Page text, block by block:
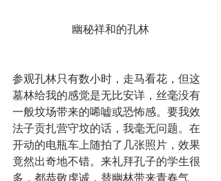
幽秘祥和的孔林
参观孔林只有数小时，走马看花，但这
墓林给我的感觉是无比安详，丝毫没有
一般坟场带来的唏嘘或恐怖感。要我效
法子贡扎营守坟的话，我毫无问题。在
开动的电瓶车上随拍了几张照片，效果
竟然出奇地不错。来礼拜孔子的学生很
多，都恭敬虔诚，替幽林带来青春气